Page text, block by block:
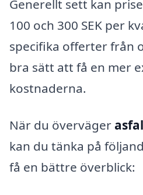
Generellt sett kan
100 och 300 SEK per
specifika offerter från
bra sätt att få en mer
kostnaderna.
När du överväger
kan du tänka på
få en bättre överblick: